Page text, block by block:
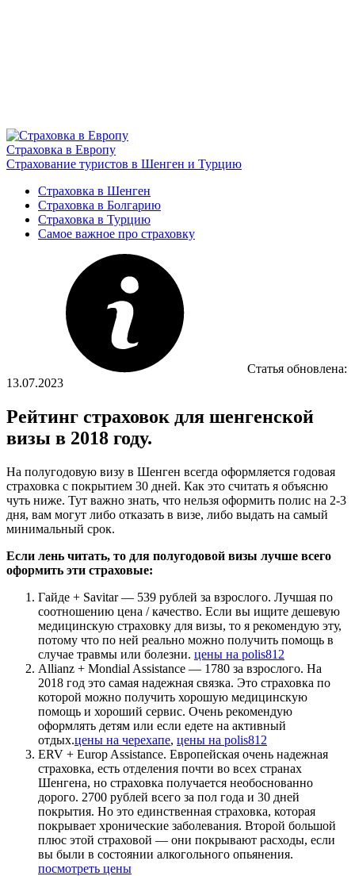
Страховка в Европу
Страхование туристов в Шенген и Турцию
Страховка в Шенген
Страховка в Болгарию
Страховка в Турцию
Самое важное про страховку
Статья обновлена:
13.07.2023
Рейтинг страховок для шенгенской
визы в 2018 году.
На полугодовую визу в Шенген всегда оформляется годовая
страховка с покрытием 30 дней. Как это считать я объясню
чуть ниже. Тут важно знать, что нельзя оформить полис на 2-3
дня, вам могут либо отказать в визе, либо выдать на самый
минимальный срок.
Если лень читать, то для полугодовой визы лучше всего
оформить эти страховые:
Гайде + Savitar — 539 рублей за взрослого. Лучшая по
соотношению цена / качество. Если вы ищите дешевую
медицинскую страховку для визы, то я рекомендую эту,
потому что по ней реально можно получить помощь в
случае травмы или болезни. цены на polis812
Allianz + Mondial Assistance — 1780 за взрослого. На
2018 год это самая надежная связка. Это страховка по
которой можно получить хорошую медицинскую
помощь и хороший сервис. Очень рекомендую
оформлять детям или если едете на активный
отдых.цены на черехапе, цены на polis812
ERV + Europ Assistance. Европейская очень надежная
страховка, есть отделения почти во всех странах
Шенгена, но страховка получается необоснованно
дорого. 2700 рублей всего за пол года и 30 дней
покрытия. Но это единственная страховка, которая
покрывает хронические заболевания. Второй большой
плюс этой страховой — они покрывают расходы, если
вы были в состоянии алкогольного опьянения.
посмотреть цены